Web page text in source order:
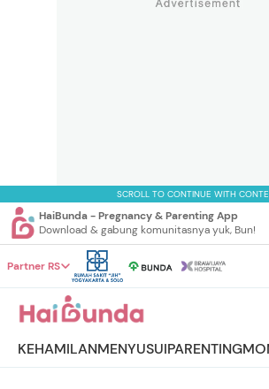
SCROLL TO CONTINUE WITH
HaiBunda - Pregnancy & Parenting App
Download & gabung komunitasnya yuk, Bun!
Partner RS
KEHAMILANMENYUSUIPARENTING